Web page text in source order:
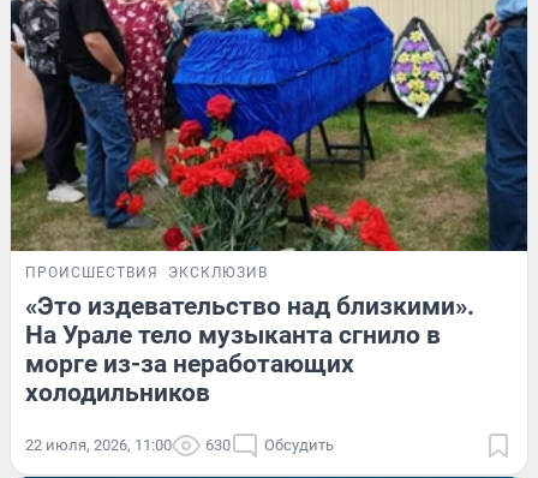
ПРОИСШЕСТВИЯ ЭКСКЛЮЗИВ
«Это издевательство над близкими».
На Урале тело музыканта сгнило в
морге из-за неработающих
холодильников
22 июля, 2026, 11:00 630 Обсудить